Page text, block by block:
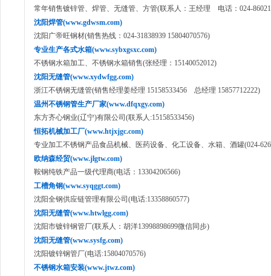
常年销售镀锌管、焊管、无缝管、方管(联系人：王经理 电话：024-
沈阳焊管(www.gdwsm.com)
沈阳广帝旺钢材(销售热线：024-31838939 15804070576)
专业生产各式水箱(www.sybxgsxc.com)
不锈钢水箱加工、不锈钢水箱销售(张经理：15140052012)
沈阳无缝管(www.xydwfgg.com)
浙江不锈钢无缝管(销售经理姜经理 15158533456 总经理 15857712222)
温州不锈钢管生产厂家(www.dfqxgy.com)
东方齐心钢业(辽宁)有限公司(联系人:15158533456)
恒拓机械加工厂(www.htjxjgc.com)
专业加工不锈钢产品食品机械、医药设备、化工设备、水箱、酒罐(024-
欧纳森经贸(www.jlgtw.com)
鞍钢纯铁产品一级代理商(电话：13304206566)
工槽角钢(www.syqggt.com)
沈阳全钢供应链管理有限公司(电话:13358860577)
沈阳无缝管(www.htwlgg.com)
沈阳市镀锌钢管厂(联系人：胡洋13998898699微信同步)
沈阳无缝管(www.sysfg.com)
沈阳镀锌钢管厂(电话:15804070576)
不锈钢水箱安装(www.jtwz.com)